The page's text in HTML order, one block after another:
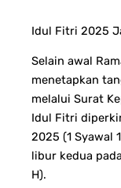
Idul Fitri 2025
Selain awal
menetapkan
melalui Surat
Idul Fitri
2025 (1 Syawal
libur kedua
H).